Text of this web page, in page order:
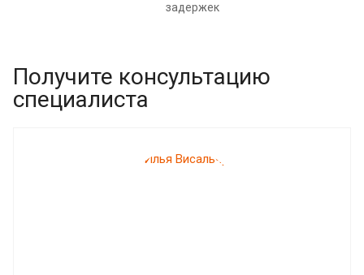
задержек
Получите консультацию
специалиста